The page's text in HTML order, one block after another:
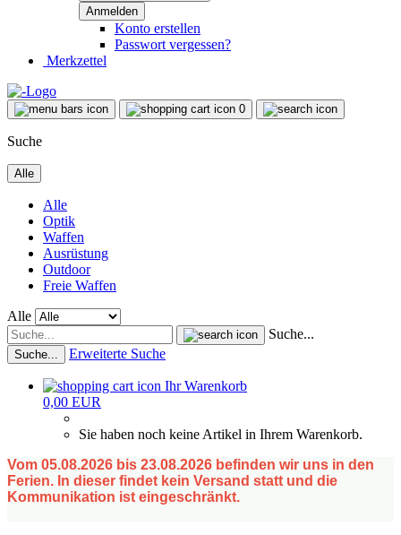
Konto erstellen
Passwort vergessen?
Merkzettel
0
Suche
Alle
Alle
Optik
Waffen
Ausrüstung
Outdoor
Freie Waffen
Alle
Suche...
Suche... Erweiterte Suche
Ihr Warenkorb
0,00 EUR
Sie haben noch keine Artikel in Ihrem Warenkorb.
Vom 05.08.2026 bis 23.08.2026 befinden wir uns in den
Ferien. In dieser findet kein Versand statt und die
Kommunikation ist eingeschränkt.